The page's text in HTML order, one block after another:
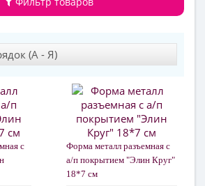
с
Форма металл разъемная с
а/п покрытием "Элин Круг"
18*7 см